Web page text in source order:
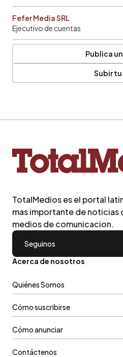
Fefer Media SRL
Ejecutivo de cuentas
Publica
Subir tu
TotalMedios es el portal
mas importante de noticias
medios de comunicacion.
Seguinos
Acerca de nosotros
Quiénes Somos
Cómo suscribirse
Cómo anunciar
Contáctenos